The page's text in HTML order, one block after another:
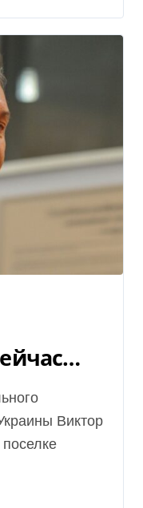
Виктор